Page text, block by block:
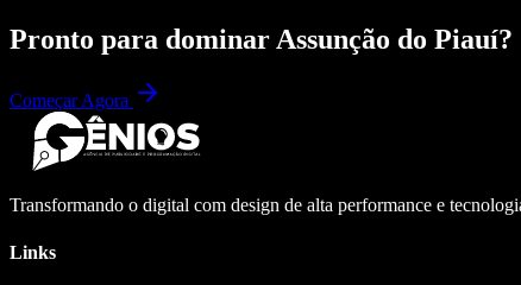
Pronto para dominar Assunção do Piauí?
Começar Agora
Transformando o digital com design de alta performance e
Links